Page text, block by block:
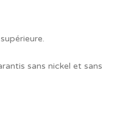
sans nickel et sans